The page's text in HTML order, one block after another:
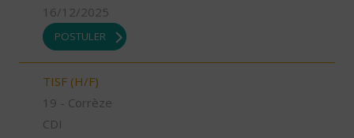
16/12/2025
POSTULER
TISF (H/F)
19 - Corrèze
CDI